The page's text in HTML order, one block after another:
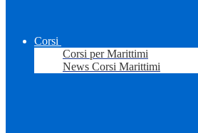
Corsi
Corsi per Marittimi
News Corsi Marittimi